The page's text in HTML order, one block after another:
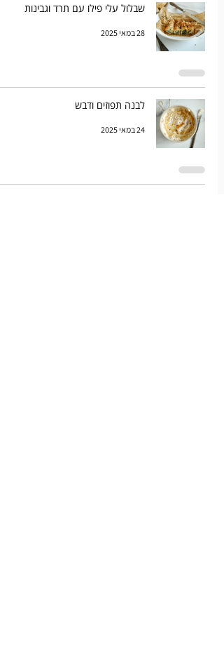
שבלול עלי פילו עם תרד וגבינות
28 במאי 2025
לבנה תפוזים ודבש
24 במאי 2025